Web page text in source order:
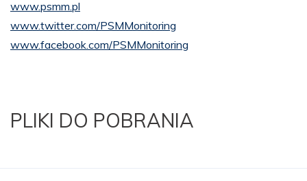
www.psmm.pl
www.twitter.com/PSMMonitoring
www.facebook.com/PSMMonitoring
PLIKI DO POBRANIA